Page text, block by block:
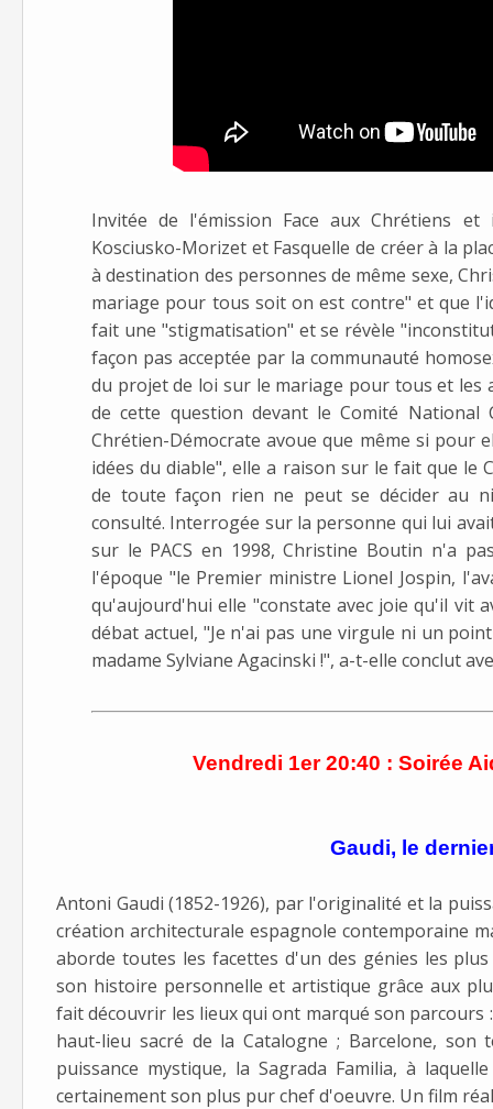
Invitée de l'émission Face aux Chrétiens
Kosciusko-Morizet et Fasquelle de créer à la
à destination des personnes de même sexe,
mariage pour tous soit on est contre" et que
fait une "stigmatisation" et se révèle
façon pas acceptée par la communauté
du projet de loi sur le mariage pour tous et
de cette question devant le Comité
Chrétien-Démocrate avoue que même si pour
idées du diable", elle a raison sur le fait que le
de toute façon rien ne peut se décider au
consulté. Interrogée sur la personne qui lui
sur le PACS en 1998, Christine Boutin n'a
l'époque "le Premier ministre Lionel Jospin,
qu'aujourd'hui elle "constate avec joie qu'il vit
débat actuel, "Je n'ai pas une virgule ni un
madame Sylviane Agacinski !", a-t-elle conclut
Vendredi 1er 20:40 : Soirée
Gaudi, le
Antoni Gaudi (1852-1926), par l'originalité et la
création architecturale espagnole contemporaine
aborde toutes les facettes d'un des génies les
son histoire personnelle et artistique grâce aux
fait découvrir les lieux qui ont marqué son parcours
haut-lieu sacré de la Catalogne ; Barcelone, son
puissance mystique, la Sagrada Familia, à
certainement son plus pur chef d'oeuvre. Un film